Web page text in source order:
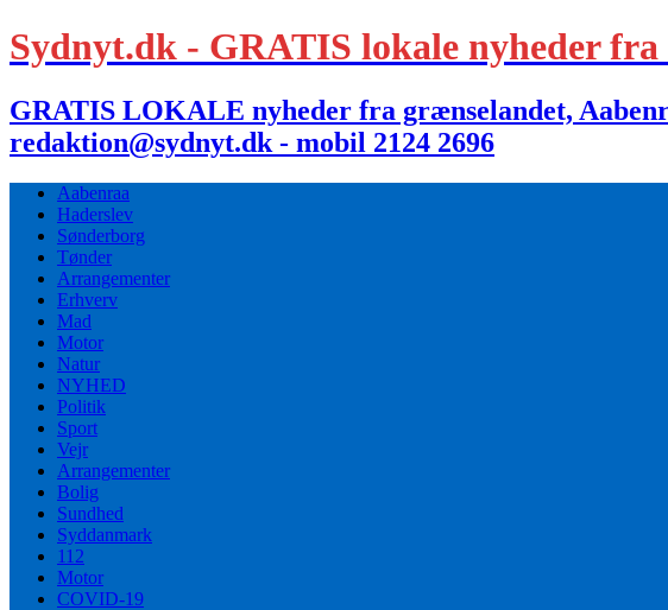
Sydnyt.dk - GRATIS lokale nyheder
GRATIS LOKALE nyheder fra grænselandet,
redaktion@sydnyt.dk - mobil 2124 2696
Aabenraa
Haderslev
Sønderborg
Tønder
Arrangementer
Erhverv
Mad
Motor
Natur
NYHED
Politik
Sport
Vejr
Arrangementer
Bolig
Sundhed
Syddanmark
112
Motor
COVID-19